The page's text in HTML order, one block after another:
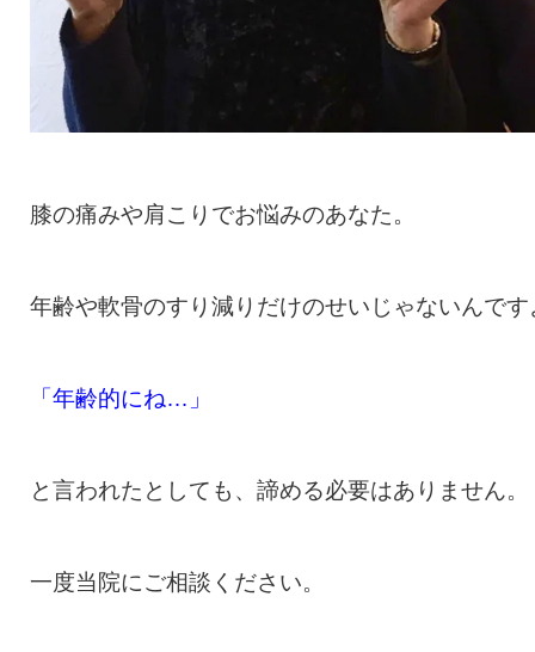
膝の痛みや肩こりでお悩みのあなた。
年齢や軟骨のすり減りだけのせいじゃないんです
「年齢的にね…」
と言われたとしても、諦める必要はありません。
一度当院にご相談ください。